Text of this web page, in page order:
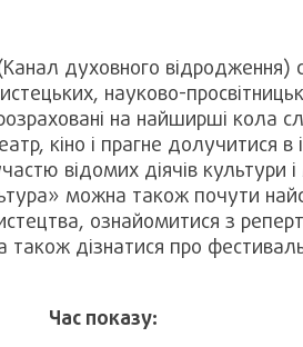
духовного відродження)
науково-
на найширші кола
кіно і прагне долучитися в
відомих діячів культури
можна також почути
ознайомитися з
також дізнатися про
Час показу: